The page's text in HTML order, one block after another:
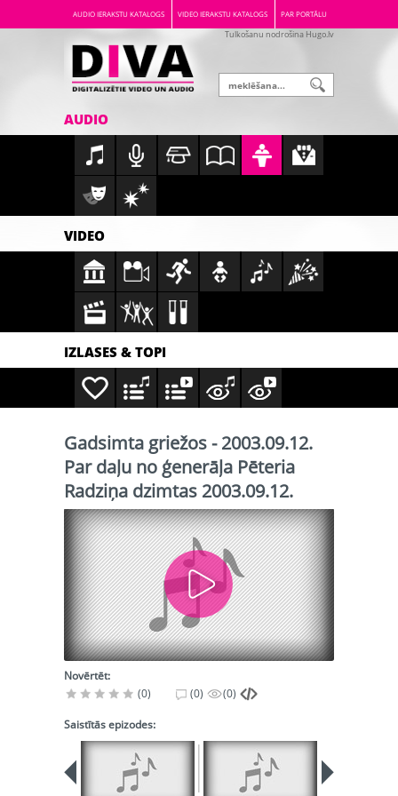
AUDIO IERAKSTU KATALOGS VIDEO IERAKSTU KATALOGS PAR PORTĀLU
Tulkošanu nodrošina Hugo.lv
AUDIO
VIDEO
IZLASES & TOPI
Gadsimta griežos - 2003.09.12.
Par daļu no ģenerāļa Pēteria
Radziņa dzimtas 2003.09.12.
Novērtēt:
(0)
(0) (0)
Saistītās epizodes: